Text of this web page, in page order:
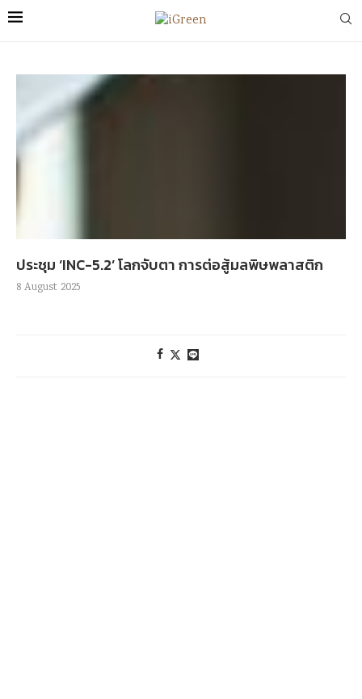
ประชุม ‘INC-5.2’ โลกจับตา การต่อสู้มลพิษพลาสติก
8 August 2025